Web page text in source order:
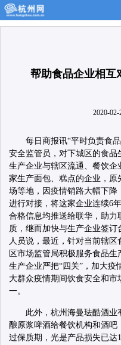
帮助食品企业相互
2020-02-
每日商报讯“平时负责食
安全监管员，对下城区的食
生产企业与辖区流通、餐饮
家生产面包、糕点的企业，
场等地，因疫情销路大幅下
进行对接，将这家企业连续6
合格信息均推送给联华，助
质，继而加快与生产企业签
人员说，最近，针对当前辖
区市场监管局积极服务食品
生产企业严把“四关”，加大
大群众疫情期间饮食安全和
一。
此外，杭州海曼珐酷酒业
酿原浆啤酒给餐饮机构和酒
过保质期，光是产品损失已达